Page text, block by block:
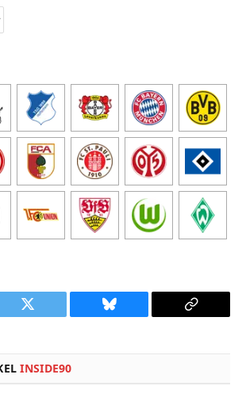
Twitter Bluesky
Copy
INSIDE90